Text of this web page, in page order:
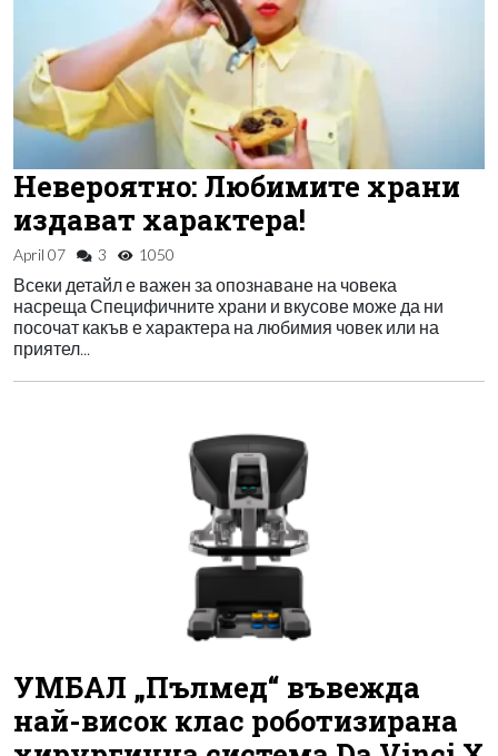
Невероятно: Любимите храни
издават характера!
April 07 3 1050
Всеки детайл е важен за опознаване на човека
насреща Специфичните храни и вкусове може да ни
посочат какъв е характера на любимия човек или на
приятел...
УМБАЛ „Пълмед“ въвежда
най-висок клас роботизирана